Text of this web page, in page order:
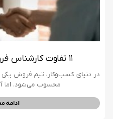
۱۱ تفاوت کارشناس فروش و مدیر فروش
در دنیای کسب‌وکار، تیم فروش یکی
محسوب می‌شود. اما
ادامه